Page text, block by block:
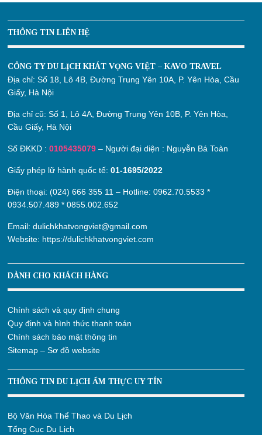
THÔNG TIN LIÊN HỆ
CÔNG TY DU LỊCH KHÁT VỌNG VIỆT – KAVO TRAVEL
Địa chỉ:Số 18, Lô 4B, Đường Trung Yên 10A, P. Yên Hòa, Cầu
Giấy, Hà Nội
Địa chỉ cũ:Số 1, Lô 4A, Đường Trung Yên 10B, P. Yên Hòa,
Cầu Giấy, Hà Nội
Số ĐKKD :0105435079 – Người đại diện : Nguyễn Bá Toàn
Giấy phép lữ hành quốc tế:01-1695/2022
Điện thoại: (024) 666 355 11 – Hotline:0962.70.5533 *
0934.507.489 *0855.002.652
Email:dulichkhatvongviet@gmail.com
Website: https://dulichkhatvongviet.com
DÀNH CHO KHÁCH HÀNG
Chính sách và quy định chung
Quy định và hình thức thanh toán
Chính sách bảo mật thông tin
Sitemap – Sơ đồ website
THÔNG TIN DU LỊCH ẨM THỰC UY TÍN
Bộ Văn Hóa Thể Thao và Du Lịch
Tổng Cục Du Lịch